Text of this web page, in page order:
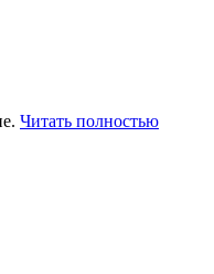
Читать полностью